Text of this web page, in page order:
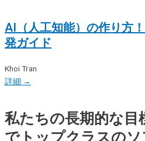
AI（人工知能）の作り方
発ガイド
Khoi Tran
詳細 →
私たちの長期的な目
でトップクラスの